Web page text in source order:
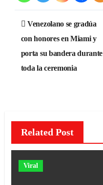
Navegación
de
entradas
Venezolano se gradúa
con honores en Miami y
porta su bandera durante
toda la ceremonia
Related Post
Viral